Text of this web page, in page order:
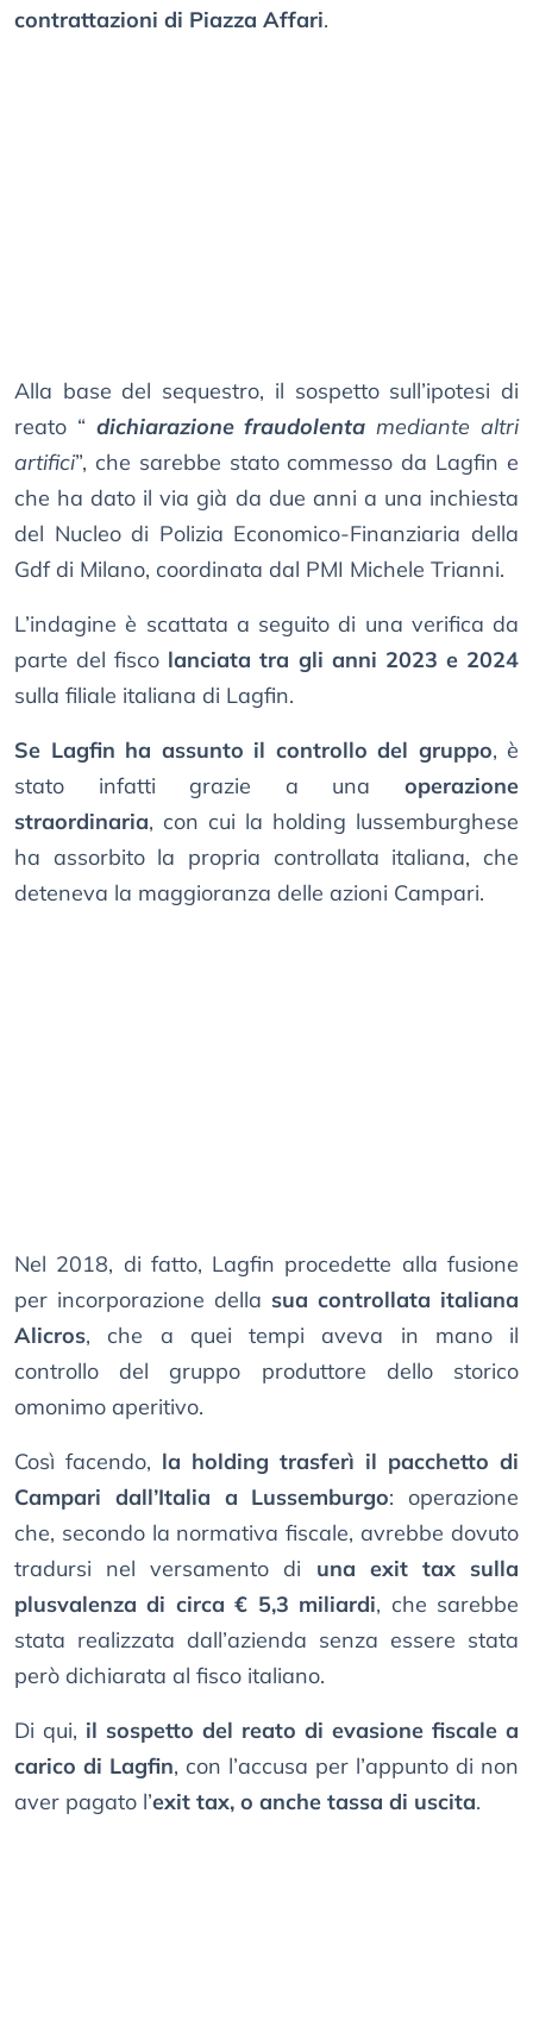
contrattazioni di Piazza Affari.
Alla base del sequestro, il sospetto sull’ipotesi di
reato “ dichiarazione fraudolenta mediante altri
artifici”, che sarebbe stato commesso da Lagfin e
che ha dato il via già da due anni a una inchiesta
del Nucleo di Polizia Economico-Finanziaria della
Gdf di Milano, coordinata dal PMI Michele Trianni.
L’indagine è scattata a seguito di una verifica da
parte del fisco lanciata tra gli anni 2023 e 2024
sulla filiale italiana di Lagfin.
Se Lagfin ha assunto il controllo del gruppo, è
stato infatti grazie a una operazione
straordinaria, con cui la holding lussemburghese
ha assorbito la propria controllata italiana, che
deteneva la maggioranza delle azioni Campari.
Nel 2018, di fatto, Lagfin procedette alla fusione
per incorporazione della sua controllata italiana
Alicros, che a quei tempi aveva in mano il
controllo del gruppo produttore dello storico
omonimo aperitivo.
Così facendo, la holding trasferì il pacchetto di
Campari dall’Italia a Lussemburgo: operazione
che, secondo la normativa fiscale, avrebbe dovuto
tradursi nel versamento di una exit tax sulla
plusvalenza di circa € 5,3 miliardi, che sarebbe
stata realizzata dall’azienda senza essere stata
però dichiarata al fisco italiano.
Di qui, il sospetto del reato di evasione fiscale a
carico di Lagfin, con l’accusa per l’appunto di non
aver pagato l’exit tax, o anche tassa di uscita.